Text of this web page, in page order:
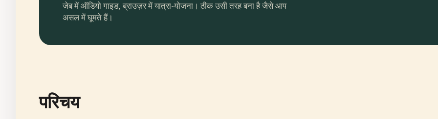
जेब में ऑडियो गाइड, ब्राउज़र में यात्रा-योजना। ठीक उसी तरह बना है जैसे आप
असल में घूमते हैं।
परिचय